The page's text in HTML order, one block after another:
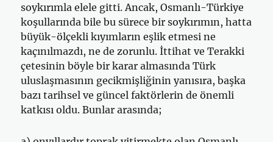
soykırımla elele gitti. Ancak, Osmanlı-Türkiye
koşullarında bile bu sürece bir soykırımın, hatta
büyük-ölçekli kıyımların eşlik etmesi ne
kaçınılmazdı, ne de zorunlu. İttihat ve Terakki
çetesinin böyle bir karar almasında Türk
uluslaşmasının gecikmişliğinin yanısıra, başka
bazı tarihsel ve güncel faktörlerin de önemli
katkısı oldu. Bunlar arasında;